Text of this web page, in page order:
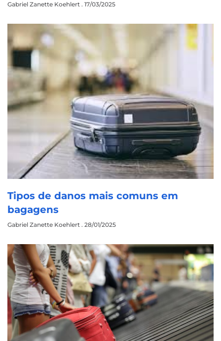
Gabriel Zanette Koehlert 17/03/2025
Tipos de danos mais comuns em
bagagens
Gabriel Zanette Koehlert 28/01/2025